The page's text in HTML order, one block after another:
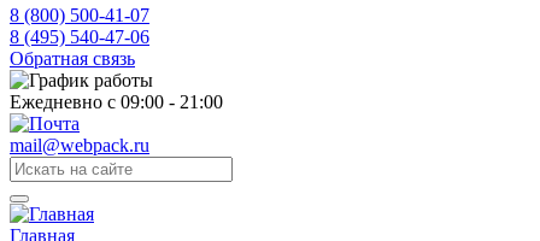
8 (800) 500-41-07
8 (495) 540-47-06
Обратная связь
Ежедневно с 09:00 - 21:00
mail@webpack.ru
Главная